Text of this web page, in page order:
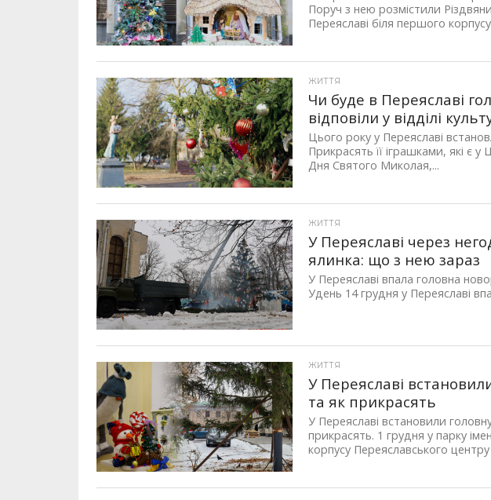
Поруч з нею розмістили
Переяславі біля першого
ЖИТТЯ
Чи буде в Переяславі
відповіли у відділі
Цього року у Переяславі
Прикрасять її іграшками, які є
Дня Святого Миколая,...
ЖИТТЯ
У Переяславі через
ялинка: що з нею зараз
У Переяславі впала головна
Удень 14 грудня у Переяславі
ЖИТТЯ
У Переяславі
та як прикрасять
У Переяславі встановили
прикрасять. 1 грудня у парку
корпусу Переяславського центру